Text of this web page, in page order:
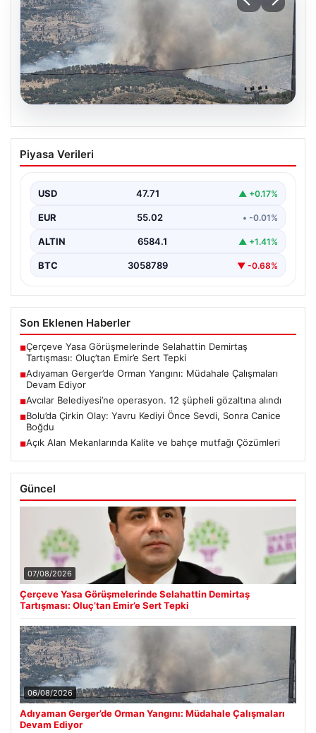
06.08.2026
Adıyaman Gerger’de Orman Yangını:
Müdahale Çalışmaları Devam Ediyor
ediyor. Çobanpınar ile Kütüklü köyleri arasında bulunan
geniş…
Piyasa Verileri
USD 47.71 ▲ +0.17%
EUR 55.02 • -0.01%
ALTIN 6584.1 ▲ +1.41%
BTC 3058789 ▼ -0.68%
Son Eklenen Haberler
■Çerçeve Yasa Görüşmelerinde Selahattin Demirtaş
Tartışması: Oluç’tan Emir’e Sert Tepki
■Adıyaman Gerger’de Orman Yangını: Müdahale Çalışmaları
Devam Ediyor
■Avcılar Belediyesi’ne operasyon. 12 şüpheli gözaltına alındı
■Bolu’da Çirkin Olay: Yavru Kediyi Önce Sevdi, Sonra Canice
Boğdu
■Açık Alan Mekanlarında Kalite ve bahçe mutfağı Çözümleri
Güncel
07/08/2026
Çerçeve Yasa Görüşmelerinde Selahattin Demirtaş
Tartışması: Oluç’tan Emir’e Sert Tepki
06/08/2026
Adıyaman Gerger’de Orman Yangını: Müdahale Çalışmaları
Devam Ediyor